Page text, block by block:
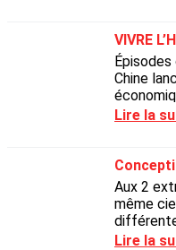
Chine
Lire la
Aux 2
même
Lire la